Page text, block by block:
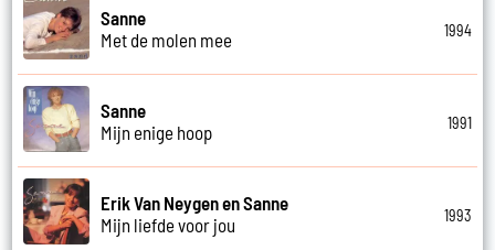
Sanne
Met de molen mee
1994
Sanne
Mijn enige hoop
1991
Erik Van Neygen en Sanne
Mijn liefde voor jou
1993